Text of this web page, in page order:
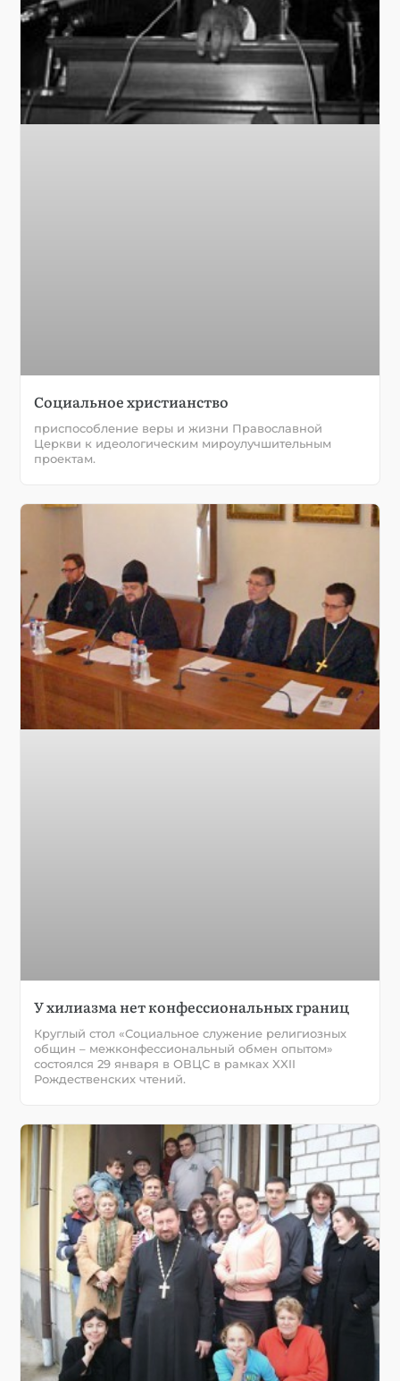
Социальное христианство
приспособление веры и жизни Православной
Церкви к идеологическим мироулучшительным
проектам.
У хилиазма нет конфессиональных границ
Круглый стол «Социальное служение религиозных
общин – межконфессиональный обмен опытом»
состоялся 29 января в ОВЦС в рамках XXII
Рождественских чтений.